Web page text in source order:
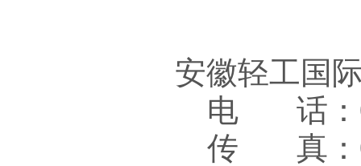
安徽轻工国
电 话：
传 真：